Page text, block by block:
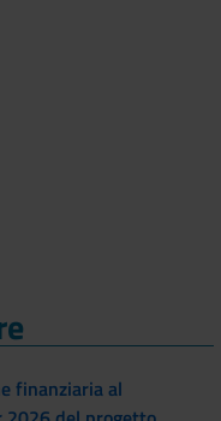
finanziaria al